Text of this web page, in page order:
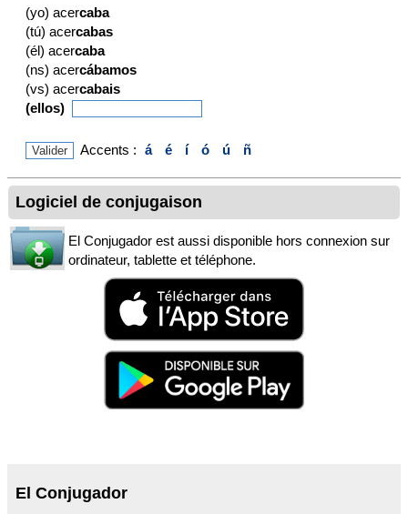
(yo) acercaba
(tú) acercabas
(él) acercaba
(ns) acercábamos
(vs) acercabais
(ellos)
Accents : á é í ó ú ñ
Logiciel de conjugaison
El Conjugador est aussi disponible hors connexion sur
ordinateur, tablette et téléphone.
El Conjugador